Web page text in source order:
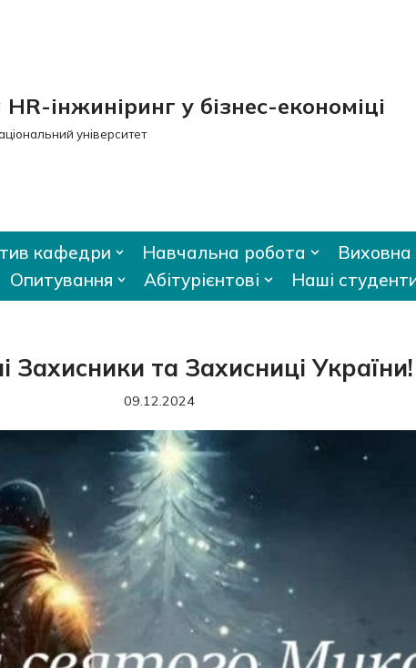
інжиніринг у бізнес-економіці
університет
кафедри Навчальна робота Виховна
Опитування Абітурієнтові Наші
Захисники та Захисниці України!
09.12.2024